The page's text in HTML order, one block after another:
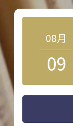
08月
09